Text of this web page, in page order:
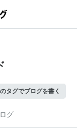
タグでブログを書く
グ